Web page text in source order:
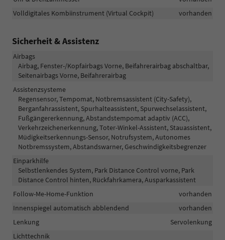
Volldigitales Kombiinstrument (Virtual Cockpit)
vorhanden
Sicherheit & Assistenz
Airbags
Airbag, Fenster-/Kopfairbags Vorne, Beifahrerairbag abschaltbar,
Seitenairbags Vorne, Beifahrerairbag
Assistenzsysteme
Regensensor, Tempomat, Notbremsassistent (City-Safety),
Berganfahrassistent, Spurhalteassistent, Spurwechselassistent,
Fußgängererkennung, Abstandstempomat adaptiv (ACC),
Verkehrzeichenerkennung, Toter-Winkel-Assistent, Stauassistent,
Müdigkeitserkennungs-Sensor, Notrufsystem, Autonomes
Notbremssystem, Abstandswarner, Geschwindigkeitsbegrenzer
Einparkhilfe
Selbstlenkendes System, Park Distance Control vorne, Park
Distance Control hinten, Rückfahrkamera, Ausparkassistent
Follow-Me-Home-Funktion
vorhanden
Innenspiegel automatisch abblendend
vorhanden
Lenkung
Servolenkung
Lichttechnik